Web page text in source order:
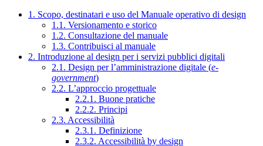
1. Scopo, destinatari e uso del Manuale operativo di design
1.1. Versionamento e storico
1.2. Consultazione del manuale
1.3. Contribuisci al manuale
2. Introduzione al design per i servizi pubblici digitali
2.1. Design per l’amministrazione digitale (e-
government)
2.2. L’approccio progettuale
2.2.1. Buone pratiche
2.2.2. Principi
2.3. Accessibilità
2.3.1. Definizione
2.3.2. Accessibilità by design